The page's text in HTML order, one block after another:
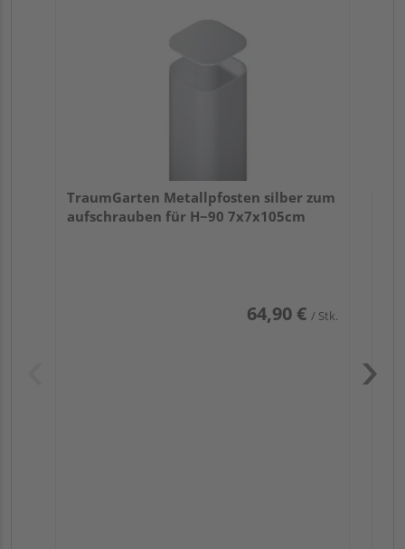
TraumGarten Metallpfosten silber zum
aufschrauben für H~90 7x7x105cm
64,90 € / Stk.